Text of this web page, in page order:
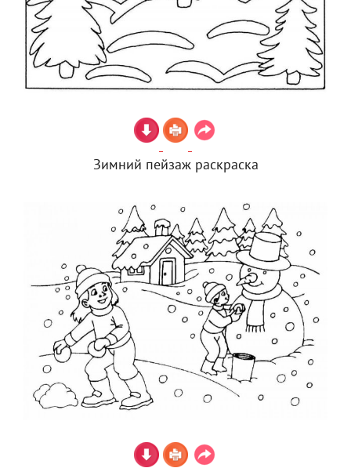
Зимний пейзаж раскраска